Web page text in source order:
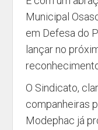
Municipal
em Defesa do
lançar no
O Sindicato,
companheiras
Modephac já